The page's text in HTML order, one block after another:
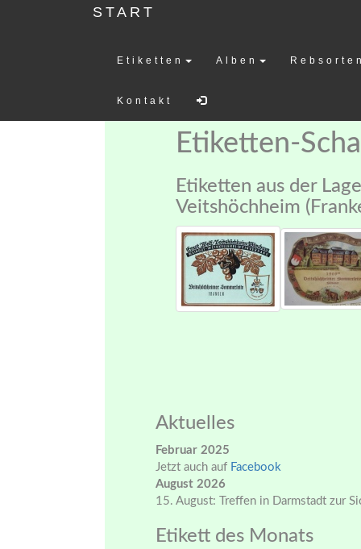
START
Etiketten Alben
Kontakt
Etiketten-
Etiketten aus der
Veitshöchheim
Aktuelles
Februar 2025
Jetzt auch auf Facebook
August 2026
15. August: Treffen in Darmstadt zur
Etikett des Monats